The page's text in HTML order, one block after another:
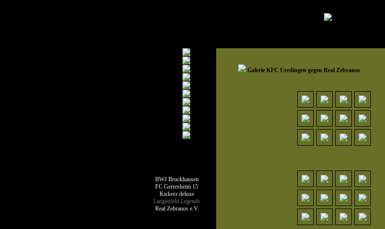
BWJ Bruckhausen
FC Gerresheim 15
Kickerz deluxe
Langenfeld Legends
Real Zebranos e.V.
Galerie KFC Uerdingen gegen Real Zebranos